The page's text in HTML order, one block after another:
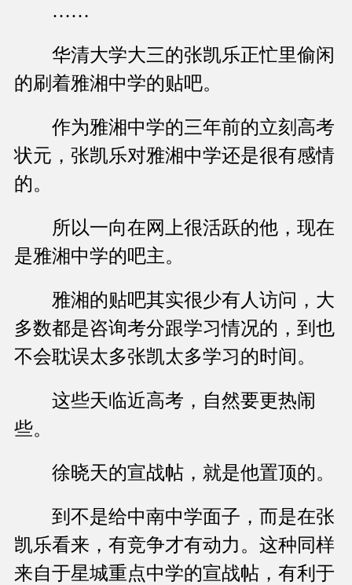
……
华清大学大三的张凯乐正忙里偷闲
的刷着雅湘中学的贴吧。
作为雅湘中学的三年前的立刻高考
状元，张凯乐对雅湘中学还是很有感情
的。
所以一向在网上很活跃的他，现在
是雅湘中学的吧主。
雅湘的贴吧其实很少有人访问，大
多数都是咨询考分跟学习情况的，到也
不会耽误太多张凯太多学习的时间。
这些天临近高考，自然要更热闹
些。
徐晓天的宣战帖，就是他置顶的。
到不是给中南中学面子，而是在张
凯乐看来，有竞争才有动力。这种同样
来自于星城重点中学的宣战帖，有利于